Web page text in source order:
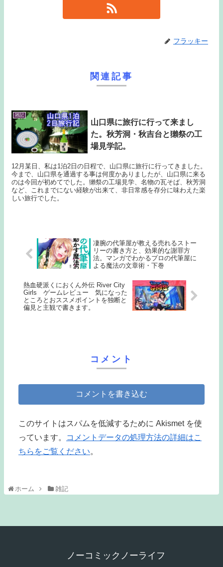
フラッキー
関連記事
雑記
山口県に旅行に行って来まし
た。秋芳洞・秋吉台と獺祭の工
場見学記。
12月某日、私は1泊2日の日程で、山口県に旅行に行ってきました。
今まで、山口県を通過する事は何度かありましたが、山口県に来る
のは今回が初めてでした。獺祭の工場見学、名物の瓦そば、秋芳洞
など、これまでにない経験が出来て、非日常感を存分に味わえた楽
しい旅行でした。
凄腕の代筆屋が教える売れるストー
リーの書き方と、効果的な謝罪方
法。マンガでわかるプロの代筆屋に
よる魔法の文章術・下巻
熱血硬派くにおくん外伝 River City
Girls ゲームレビュー 気になった
ところとおススメポイントを独断と
偏見と主観で書きます。
コメント
コメントを書き込む
このサイトはスパムを低減するために Akismet を使
っています。
コメントデータの処理方法の詳細はこ
ちらをご覧ください。
ホーム 雑記
ノーコミックノーライフ